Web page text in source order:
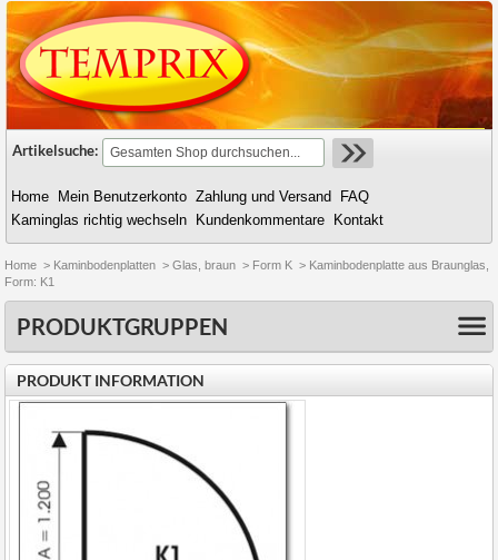
Artikelsuche:
Home Mein Benutzerkonto Zahlung und Versand
FAQ
Kaminglas richtig wechseln
Kundenkommentare Kontakt
Home > Kaminbodenplatten > Glas, braun > Form K > Kaminbodenplatte aus Braunglas,
Form: K1
PRODUKTGRUPPEN
PRODUKT INFORMATION